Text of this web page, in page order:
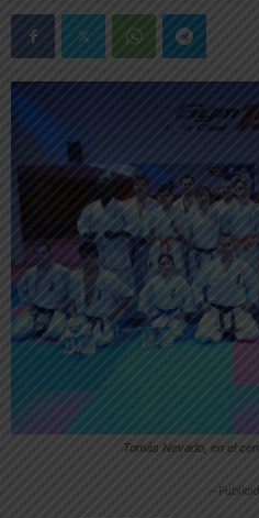
Tomás Nevado, en el
--